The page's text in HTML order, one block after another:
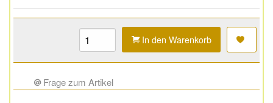
In den Warenkorb
Frage zum Artikel